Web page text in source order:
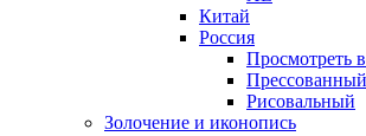
Китай
Россия
Просмотреть
Прессованный
Рисовальный
Золочение и иконопись